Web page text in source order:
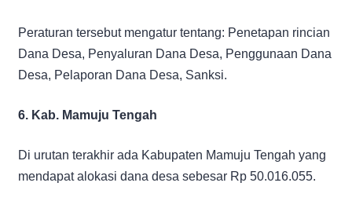
Peraturan tersebut mengatur tentang: Penetapan rincian
Dana Desa, Penyaluran Dana Desa, Penggunaan Dana
Desa, Pelaporan Dana Desa, Sanksi.
6. Kab. Mamuju Tengah
Di urutan terakhir ada Kabupaten Mamuju Tengah yang
mendapat alokasi dana desa sebesar Rp 50.016.055.